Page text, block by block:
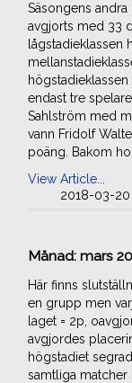
Säsongens
avgjorts med 33
lågstadieklassen
endast tre
Sahlström med
vann Fridolf
poäng. Bakom
View Article...
2018-03-20
Månad: mars
Här finns
en grupp men
laget = 2p,
avgjordes
högstadiet
samtliga matcher